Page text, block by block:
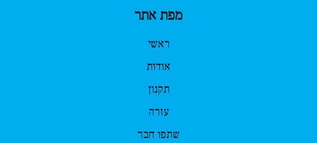
מפת אתר
ראשי
אודות
תקנון
עזרה
שתפו חבר